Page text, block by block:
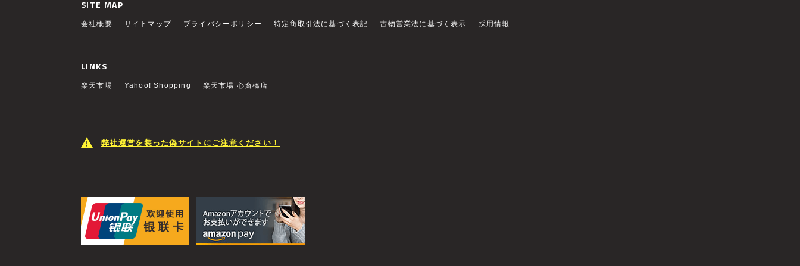
SITE MAP
会社概要 サイトマップ プライバシーポリシー 特定商取引法に基づく表記 古物営業法に基づく表示 採用情報
LINKS
楽天市場 Yahoo! Shopping 楽天市場 心斎橋店
弊社運営を装った偽サイトにご注意ください！